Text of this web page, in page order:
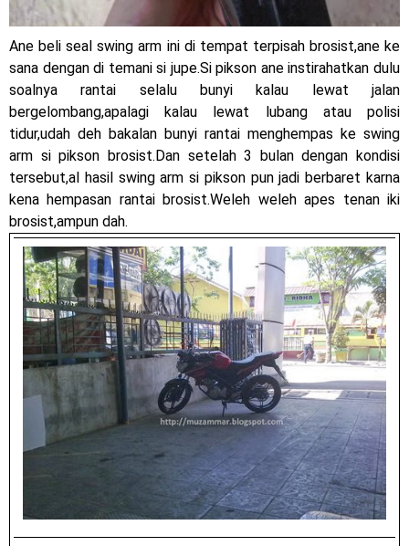
Ane beli seal swing arm ini di tempat terpisah brosist,ane ke
sana dengan di temani si jupe.Si pikson ane instirahatkan dulu
soalnya rantai selalu bunyi kalau lewat jalan
bergelombang,apalagi kalau lewat lubang atau polisi
tidur,udah deh bakalan bunyi rantai menghempas ke swing
arm si pikson brosist.Dan setelah 3 bulan dengan kondisi
tersebut,al hasil swing arm si pikson pun jadi berbaret karna
kena hempasan rantai brosist.Weleh weleh apes tenan iki
brosist,ampun dah.